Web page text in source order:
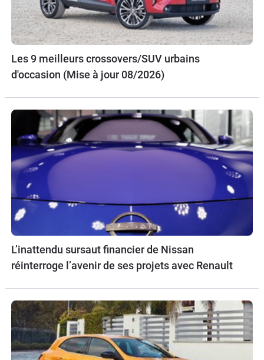
Les 9 meilleurs crossovers/SUV urbains
d'occasion (Mise à jour 08/2026)
L’inattendu sursaut financier de Nissan
réinterroge l’avenir de ses projets avec Renault